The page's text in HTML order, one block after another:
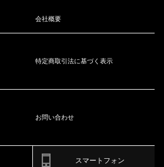
会社概要
特定商取引法に基づく表示
お問い合わせ
スマートフォン